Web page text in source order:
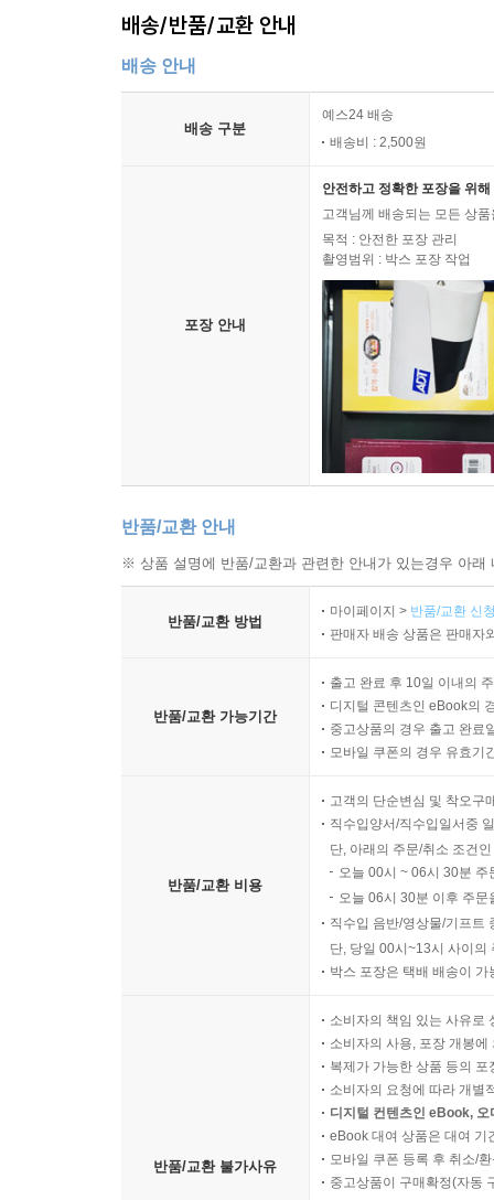
배송/반품/교환 안내
배송 안내
배송 구분
예스24 배송
배송비 : 2,500원
포장 안내
안전하고 정확한 포장을 위
고객님께 배송되는 모든 상
목적 : 안전한 포장 관리
촬영범위 : 박스 포장 작업
반품/교환 안내
※ 상품 설명에 반품/교환과 관련한 안내가 있는경우 아
반품/교환 방법
마이페이지 > 반품/교환 신
판매자 배송 상품은 판매자
반품/교환 가능기간
출고 완료 후 10일 이내의
디지털 콘텐츠인 eBook의
중고상품의 경우 출고 완료
모바일 쿠폰의 경우 유효기
반품/교환 비용
고객의 단순변심 및 착오구
직수입양서/직수입일서중
단, 아래의 주문/취소 조건
오늘 00시 ~ 06시 30분
오늘 06시 30분 이후 주
직수입 음반/영상물/기프트
단, 당일 00시~13시 사이의
박스 포장은 택배 배송이
반품/교환 불가사유
소비자의 책임 있는 사유로
소비자의 사용, 포장 개봉
복제가 가능한 상품 등의
소비자의 요청에 따라 개별
디지털 컨텐츠인 eBook,
eBook 대여 상품은 대여 기
모바일 쿠폰 등록 후 취소/
중고상품이 구매확정(자동